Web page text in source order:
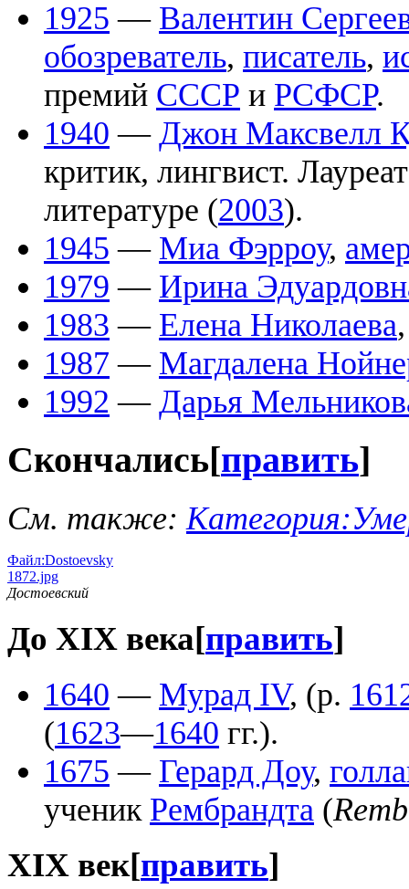
1925 — Валентин
обозреватель, писатель,
премий СССР и РСФСР.
1940 — Джон Максвелл
критик, лингвист.
литературе (2003).
1945 — Миа Фэрроу,
1979 — Ирина
1983 — Елена Николаева
1987 — Магдалена
1992 — Дарья
Скончались[править]
См. также:
Файл:Dostoevsky
1872.jpg
Достоевский
До XIX века[править]
1640 — Мурад IV, (р.
(1623—1640 гг.).
1675 — Герард Доу,
ученик Рембрандта (
XIX век[править]